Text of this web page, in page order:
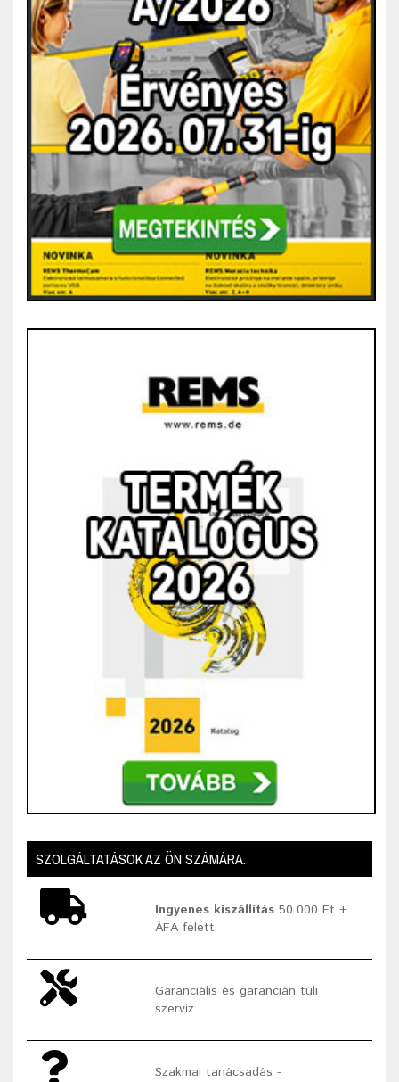
SZOLGÁLTATÁSOK AZ ÖN SZÁMÁRA.
Ingyenes kiszállítás 50.000 Ft +
ÁFA felett
Garanciális és garancián túli
szerviz
Szakmai tanácsadás -